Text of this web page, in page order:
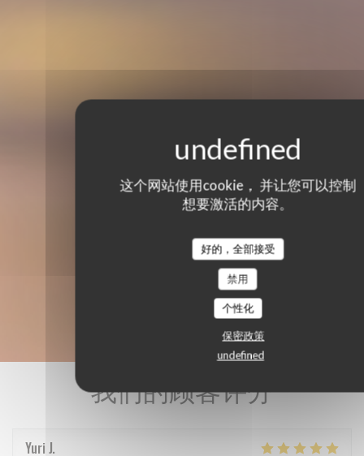
这个网站使用cookie， 并让您可以控制
想要激活的内容。
好的，全部接受
禁用
个性化
保密政策
undefined
我们的顾客评分
Yuri J